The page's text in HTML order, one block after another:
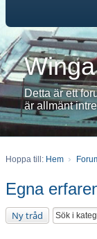
Detta är ett
är allmänt
Hoppa till: Hem
Egna
Ny tråd